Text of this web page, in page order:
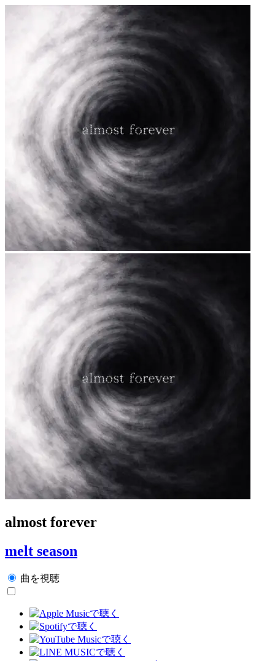
almost forever
melt season
曲を視聴